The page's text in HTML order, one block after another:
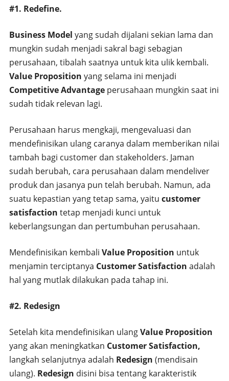
#1. Redefine.
Business Model yang sudah dijalani sekian lama dan
mungkin sudah menjadi sakral bagi sebagian
perusahaan, tibalah saatnya untuk kita ulik kembali.
Value Proposition yang selama ini menjadi
Competitive Advantageperusahaan mungkin saat ini
sudah tidak relevan lagi.
Perusahaan harus mengkaji, mengevaluasi dan
mendefinisikan ulang caranya dalam memberikan nilai
tambah bagi customer dan stakeholders. Jaman
sudah berubah, cara perusahaan dalam mendeliver
produk dan jasanya pun telah berubah. Namun, ada
suatu kepastian yang tetap sama, yaitu customer
satisfaction tetap menjadi kunci untuk
keberlangsungan dan pertumbuhan perusahaan.
Mendefinisikan kembali Value Proposition untuk
menjamin terciptanya Customer Satisfaction adalah
hal yang mutlak dilakukan pada tahap ini.
#2. Redesign
Setelah kita mendefinisikan ulangValue Proposition
yang akan meningkatkan Customer Satisfaction,
langkah selanjutnya adalah Redesign (mendisain
ulang). Redesign disini bisa tentang karakteristik